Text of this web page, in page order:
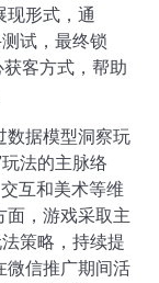
现形式，通
试，最终锁
客方式，帮助
数据模型洞察玩
法的主脉络
互和美术等维
面，游戏采取主
策略，持续提
微信推广期间活